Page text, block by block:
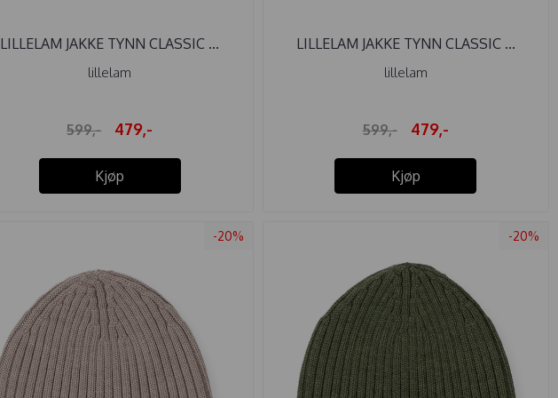
LILLELAM JAKKE TYNN CLASSIC ...
lillelam
599,- 479,-
Kjøp
LILLELAM JAKKE TYNN CLASSIC ...
lillelam
599,- 479,-
Kjøp
-20% -20%